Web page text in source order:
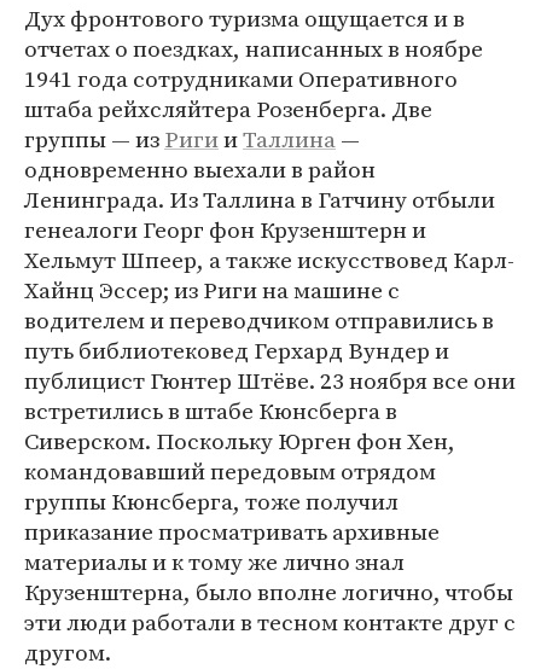
Дух фронтового туризма ощущается и в
отчетах о поездках, написанных в ноябре
1941 года сотрудниками Оперативного
штаба рейхсляйтера Розенберга. Две
группы — изРигииТаллина—
одновременно выехали в район
Ленинграда. Из Таллина в Гатчину отбыли
генеалоги Георг фон Крузенштерн и
Хельмут Шпеер, а также искусствовед Карл-
Хайнц Эссер; из Риги на машине с
водителем и переводчиком отправились в
путь библиотековед Герхард Вундер и
публицист Гюнтер Штёве. 23 ноября все они
встретились в штабе Кюнсберга в
Сиверском. Поскольку Юрген фон Хен,
командовавший передовым отрядом
группы Кюнсберга, тоже получил
приказание просматривать архивные
материалы и к тому же лично знал
Крузенштерна, было вполне логично, чтобы
эти люди работали в тесном контакте друг с
другом.